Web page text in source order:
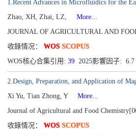
1.Recent Advances in Microfluidics for the
Zhao, XH, Zhai, LZ,
More...
JOURNAL OF AGRICULTURAL AND
收錄情况： WOS SCOPUS
WOS核心合集引用: 39 2025影響因子:
2.Design, Preparation, and Application of
Xi Yu, Tian Zhong, Y
More...
Journal of Agricultural and Food
收錄情况： WOS SCOPUS